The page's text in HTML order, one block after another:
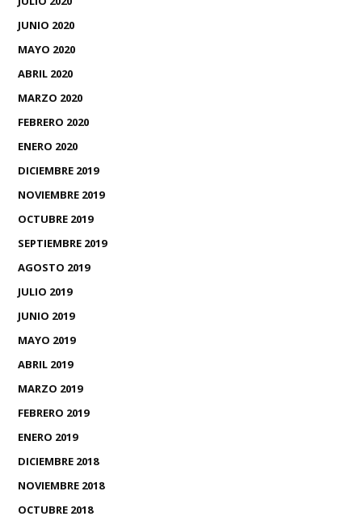
JUNIO 2020
MAYO 2020
ABRIL 2020
MARZO 2020
FEBRERO 2020
ENERO 2020
DICIEMBRE 2019
NOVIEMBRE 2019
OCTUBRE 2019
SEPTIEMBRE 2019
AGOSTO 2019
JULIO 2019
JUNIO 2019
MAYO 2019
ABRIL 2019
MARZO 2019
FEBRERO 2019
ENERO 2019
DICIEMBRE 2018
NOVIEMBRE 2018
OCTUBRE 2018